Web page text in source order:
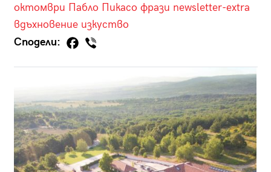
октомври Пабло Пикасо фрази newsletter-extra
вдъхновение изкуство
Сподели: